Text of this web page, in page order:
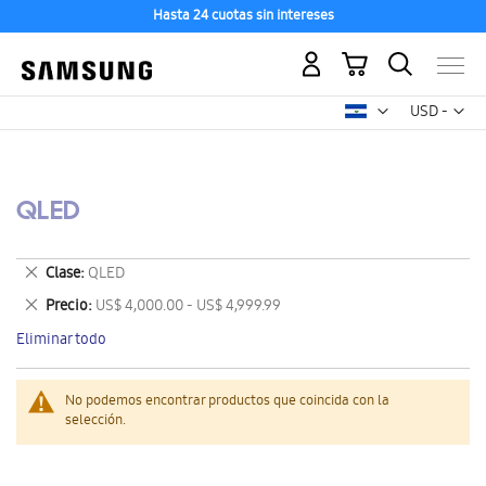
Hasta 24 cuotas sin intereses
USD -
dólar
Mi carrito
QLED
No podemos encontrar productos que coincida con la
selección.
Clase QLED
Eliminar
este
artículo
Precio US$ 4,000.00 - US$ 4,999.99
Eliminar
este
artículo
Eliminar todo